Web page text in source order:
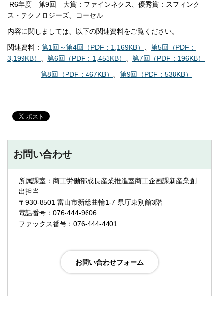
R6年度 第9回 大賞：ファインネクス、優秀賞：スフィンク
ス・テクノロジーズ、コーセル
内容に関しましては、以下の関連資料をご覧ください。
関連資料： 第1回～第4回（PDF：1,169KB） 、 第5回（PDF：
3,199KB） 、 第6回（PDF：1,453KB） 、 第7回（PDF：196KB）
第8回（PDF：467KB） 、 第9回（PDF：538KB）
お問い合わせ
所属課室：商工労働部成長産業推進室商工企画課新産業創
出担当
〒930-8501 富山市新総曲輪1-7 県庁東別館3階
電話番号：076-444-9606
ファックス番号：076-444-4401